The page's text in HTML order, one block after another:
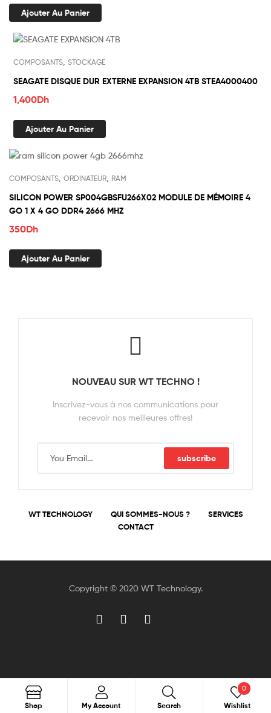
Ajouter Au Panier
COMPOSANTS STOCKAGE
SEAGATE DISQUE DUR EXTERNE EXPANSION 4TB STEA4000400
1,400Dh
Ajouter Au Panier
COMPOSANTS ORDINATEUR RAM
SILICON POWER SP004GBSFU266X02 MODULE DE MÉMOIRE 4
GO 1 X 4 GO DDR4 2666 MHZ
350Dh
Ajouter Au Panier
NOUVEAU SUR WT TECHNO !
Inscrivez-vous à nos communications pour
recevoir nos meilleures offres!
subscribe
WT TECHNOLOGY QUI SOMMES-NOUS ?
SERVICES
CONTACT
Copyright © 2020 WT Technology.
Shop My Account Search Search
Wishlist
0